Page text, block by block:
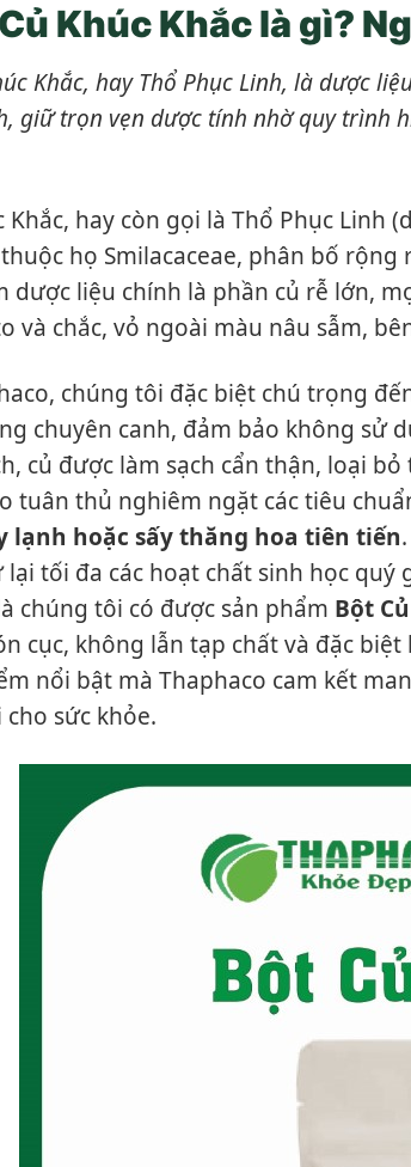
Khúc Khắc là gì?
Khắc, hay Thổ Phục Linh, là dược
giữ trọn vẹn dược tính nhờ quy trình
Khắc, hay còn gọi là Thổ Phục Linh
họ Smilacaceae, phân bố
dược liệu chính là phần củ rễ lớn,
và chắc, vỏ ngoài màu nâu sẫm,
chúng tôi đặc biệt chú trọng
chuyên canh, đảm bảo không sử
củ được làm sạch cẩn thận, loại
tuân thủ nghiêm ngặt các tiêu
lạnh hoặc sấy thăng hoa tiên tiến
tối đa các hoạt chất sinh học quý
chúng tôi có được sản phẩm Bột
cục, không lẫn tạp chất và đặc biệt
nổi bật mà Thaphaco cam kết
sức khỏe.